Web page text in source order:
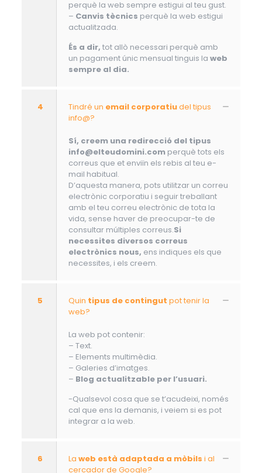
perquè la web sempre estigui al teu gust.
– Canvis tècnics perquè la web estigui
actualitzada.
És a dir, tot allò necessari perquè amb
un pagament únic mensual tinguis la web
sempre al dia.
4 Tindré un email corporatiudel tipus
info@?
Sí, creem una redirecció del tipus
info@elteudomini.comperquè tots els
correus que et enviïn els rebis al teu e-
mail habitual.
D’aquesta manera, pots utilitzar un correu
electrònic corporatiu i seguir treballant
amb el teu correu electrònic de tota la
vida, sense haver de preocupar-te de
consultar múltiples correus.Si
necessites diversos correus
electrònics nous, ens indiques els que
necessites, i els creem.
5 Quin tipus de contingut pot tenir la
web?
La web pot contenir:
– Text.
– Elements multimèdia.
– Galeries d’imatges.
– Blog actualitzable per l’usuari.
-Qualsevol cosa que se t’acudeixi, només
cal que ens la demanis, i veiem si es pot
integrar a la web.
6 La web està adaptada a mòbils i al
cercador de Google?